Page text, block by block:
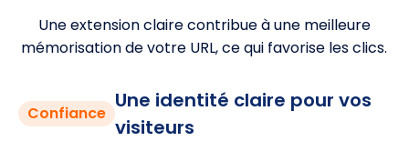
Une extension claire contribue à une meilleure
mémorisation de votre URL, ce qui favorise les clics.
Confiance
Une identité claire pour vos
visiteurs